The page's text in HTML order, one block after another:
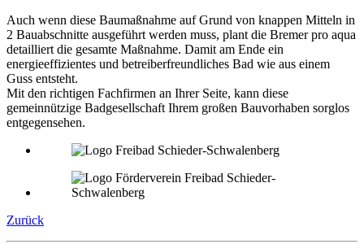
Auch wenn diese Baumaßnahme auf Grund von knappen Mitteln in
2 Bauabschnitte ausgeführt werden muss, plant die Bremer pro aqua
detailliert die gesamte Maßnahme. Damit am Ende ein
energieeffizientes und betreiberfreundliches Bad wie aus einem
Guss entsteht.
Mit den richtigen Fachfirmen an Ihrer Seite, kann diese
gemeinnützige Badgesellschaft Ihrem großen Bauvorhaben sorglos
entgegensehen.
Zurück